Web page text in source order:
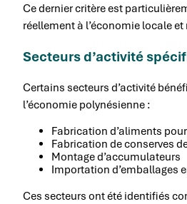
Ce dernier critère est
réellement à l’économie locale
Secteurs d’activité
Certains secteurs d’activité
l’économie polynésienne :
Fabrication d’aliments
Fabrication de conserves
Montage d’accumulateurs
Importation d’emballages
Ces secteurs ont été identifiés